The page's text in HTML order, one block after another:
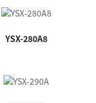
YSX-280A8